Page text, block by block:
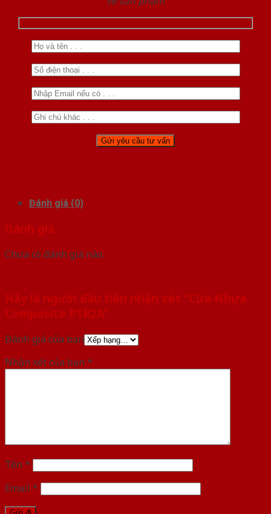
Đánh giá (0)
Đánh giá
Chưa có đánh giá nào.
Hãy là người đầu tiên nhận xét “Cửa Nhựa
Composite P1R2A”
Đánh giá của bạn
Nhận xét của bạn *
Tên *
Email *